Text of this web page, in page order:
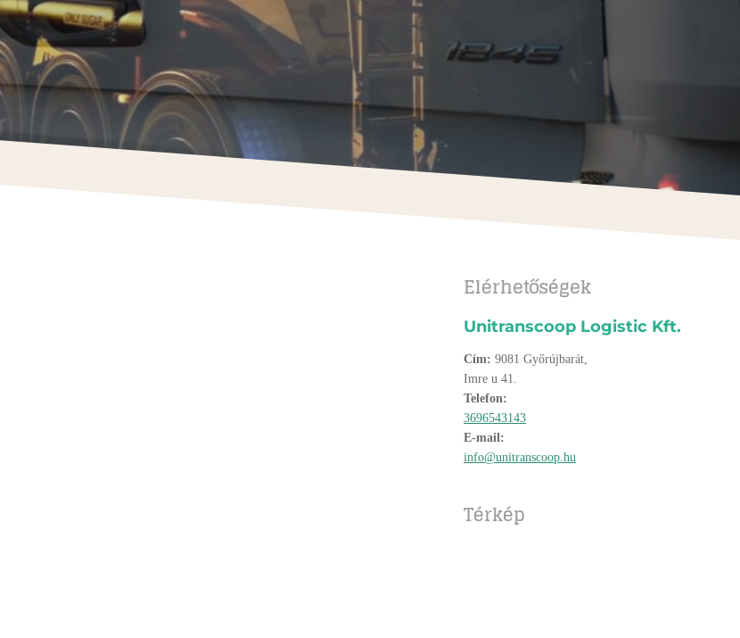
Elérhetőségek
Unitranscoop Logistic Kft.
Cím: 9081 Győrújbarát,
Imre u 41.
Telefon:
3696543143
E-mail:
info@unitranscoop.hu
Térkép